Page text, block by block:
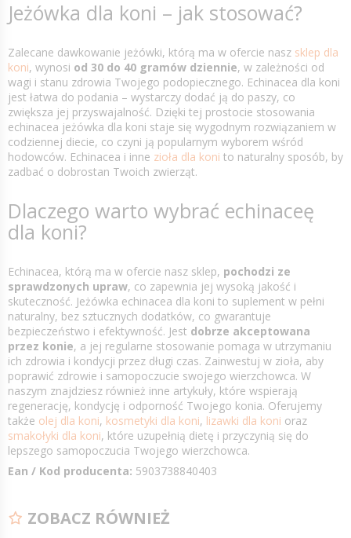
Jeżówka dla koni – jak stosować?
Zalecane dawkowanie jeżówki, którą ma w ofercie nasz sklep dla
koni, wynosi od 30 do 40 gramów dziennie, w zależności od
wagi i stanu zdrowia Twojego podopiecznego. Echinacea dla koni
jest łatwa do podania – wystarczy dodać ją do paszy, co
zwiększa jej przyswajalność. Dzięki tej prostocie stosowania
echinacea jeżówka dla koni staje się wygodnym rozwiązaniem w
codziennej diecie, co czyni ją popularnym wyborem wśród
hodowców. Echinacea i inne zioła dla koni to naturalny sposób, by
zadbać o dobrostan Twoich zwierząt.
Dlaczego warto wybrać echinaceę
dla koni?
Echinacea, którą ma w ofercie nasz sklep, pochodzi ze
sprawdzonych upraw, co zapewnia jej wysoką jakość i
skuteczność. Jeżówka echinacea dla koni to suplement w pełni
naturalny, bez sztucznych dodatków, co gwarantuje
bezpieczeństwo i efektywność. Jest dobrze akceptowana
przez konie, a jej regularne stosowanie pomaga w utrzymaniu
ich zdrowia i kondycji przez długi czas. Zainwestuj w zioła, aby
poprawić zdrowie i samopoczucie swojego wierzchowca. W
naszym znajdziesz również inne artykuły, które wspierają
regenerację, kondycję i odporność Twojego konia. Oferujemy
także olej dla koni, kosmetyki dla koni, lizawki dla koni oraz
smakołyki dla koni, które uzupełnią dietę i przyczynią się do
lepszego samopoczucia Twojego wierzchowca.
Ean / Kod producenta: 5903738840403
ZOBACZ RÓWNIEŻ